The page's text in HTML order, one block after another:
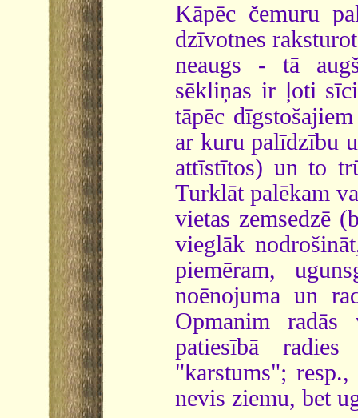
Kāpēc čemuru
dzīvotnes
neaugs - tā
sēkliņas ir ļoti
tāpēc
ar kuru palīdzību
attīstītos) un to
Turklāt palēkam
vietas zemsedzē
vieglāk
piemēram,
noēnojuma un
Opmanim radās
patiesībā
"karstums";
nevis ziemu, bet